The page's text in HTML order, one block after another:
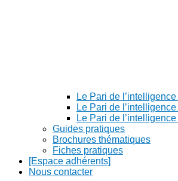
Le Pari de
Le Pari de l’intelligence
Le Pari de
Guides pratiques
Brochures thématiques
Fiches pratiques
[Espace adhérents]
Nous contacter